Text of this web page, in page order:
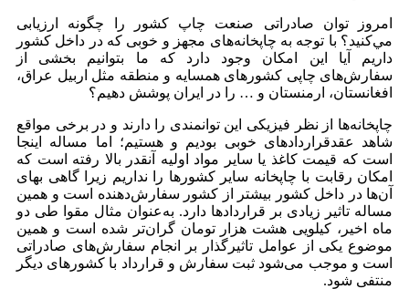
امروز توان صادراتی صنعت چاپ کشور را چگونه ارزیابی
مي‌کنید؟ با توجه به چاپخانه‌های مجهز و خوبی که در داخل کشور
داریم آیا این امکان وجود دارد که ما بتوانیم بخشی از
سفارش‌های چاپی کشورهای همسایه و منطقه مثل اربیل عراق،
افغانستان، ارمنستان و … را در ایران پوشش دهیم؟
چاپخانه‌ها از نظر فیزیکی این توانمندی را دارند و در برخی مواقع
شاهد عقدقراردادهای خوبی بودیم و هستیم؛ اما مساله اینجا
است که قیمت کاغذ یا سایر مواد اولیه آنقدر بالا رفته است که
امکان رقابت با چاپخانه سایر کشورها را نداریم زیرا گاهی بهای
آن‌ها در داخل کشور بیشتر از کشور سفارش‌دهنده است و همین
مساله تاثیر زیادی بر قراردادها دارد. به‌عنوان‌ مثال مقوا طی دو
ماه اخیر، کیلویی هشت هزار تومان گران‌تر شده است و همین
موضوع یکی از عوامل تاثیرگذار بر انجام سفارش‌های صادراتی
است و موجب می‌شود ثبت سفارش و قرارداد با کشورهای دیگر
منتفی شود.